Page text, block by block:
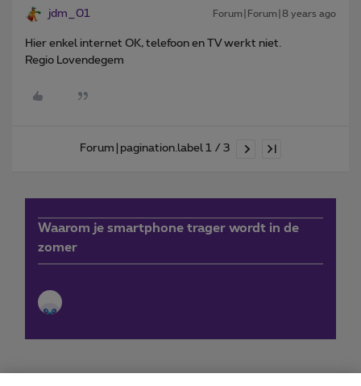
jdm_01 Forum|Forum|8 years ago
Hier enkel internet OK, telefoon en TV werkt niet.
Regio Lovendegem
Forum|pagination.label 1 / 3
Waarom je smartphone trager wordt in de
zomer